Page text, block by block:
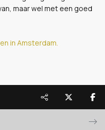
maar wel met een goed
in Amsterdam.